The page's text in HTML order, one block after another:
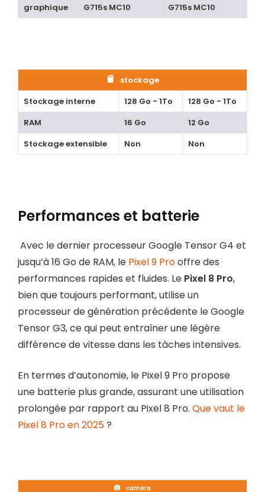
graphique
G715s MC10
G715s MC10
stockage
Stockage interne
128 Go - 1To
128 Go - 1To
RAM
16 Go
12 Go
Stockage extensible
Non Non
Performances et batterie
Avec le dernier processeur Google Tensor G4 et
jusqu’à 16 Go de RAM, le Pixel 9 Prooffre des
performances rapides et fluides. Le Pixel 8 Pro,
bien que toujours performant, utilise un
processeur de génération précédente le Google
Tensor G3, ce qui peut entraîner une légère
différence de vitesse dans les tâches intensives.
En termes d’autonomie, le Pixel 9 Pro propose
une batterie plus grande, assurant une utilisation
prolongée par rapport au Pixel 8 Pro. Que vaut le
Pixel 8 Pro en 2025?
camera